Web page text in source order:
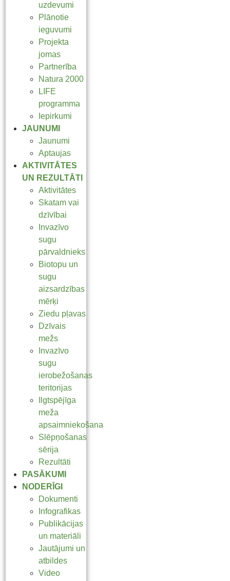
uzdevumi
Plānotie
ieguvumi
Projekta
jomas
Partnerība
Natura 2000
LIFE
programma
Iepirkumi
JAUNUMI
Jaunumi
Aptaujas
AKTIVITĀTES
UN REZULTĀTI
Aktivitātes
Skatam vai
dzīvībai
Invazīvo
sugu
pārvaldnieks
Biotopu un
sugu
aizsardzības
mērķi
Ziedu pļavas
Dzīvais
mežs
Invazīvo
sugu
ierobežošanas
teritorijas
Ilgtspējīga
meža
apsaimniekošana
Slēpņošanas
sērija
Rezultāti
PASĀKUMI
NODERĪGI
Dokumenti
Infografikas
Publikācijas
un materiāli
Jautājumi un
atbildes
Video